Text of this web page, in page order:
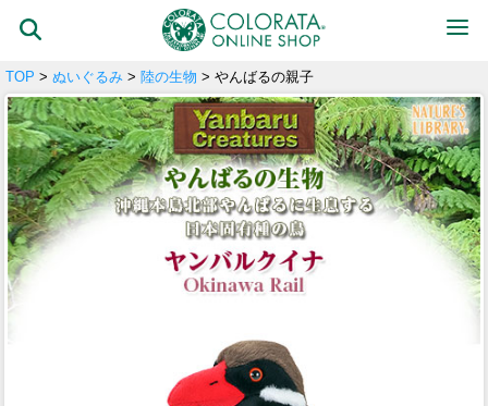
TOP > ぬいぐるみ > 陸の生物 > やんばるの親子